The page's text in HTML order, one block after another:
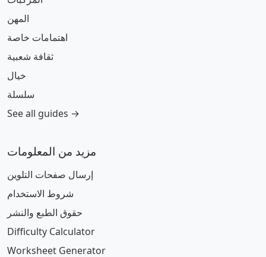
المهن
اهتمامات خاصة
ثقافة شعبية
خيال
سلسلة
See all guides →
مزيد من المعلومات
إرسال صفحات التلوين
شروط الاستخدام
حقوق الطبع والنشر
Difficulty Calculator
Worksheet Generator